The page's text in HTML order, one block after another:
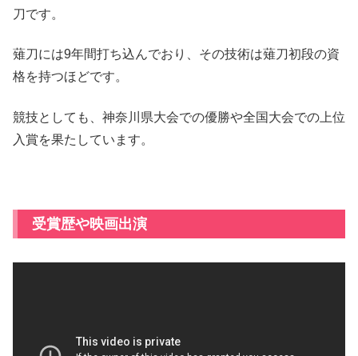
刀です。
薙刀には9年間打ち込んでおり、その技術は薙刀初段の資
格を持つほどです。
競技としても、神奈川県大会での優勝や全国大会での上位
入賞を果たしています。
受賞歴や映画出演